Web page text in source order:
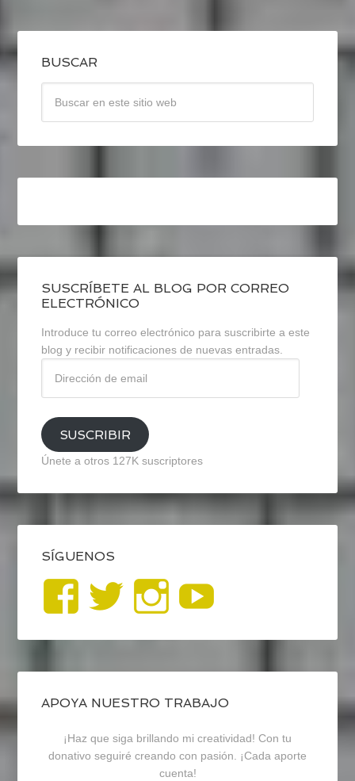
BUSCAR
SUSCRÍBETE AL BLOG POR CORREO
ELECTRÓNICO
Introduce tu correo electrónico para suscribirte a este
blog y recibir notificaciones de nuevas entradas.
email
SUSCRIBIR
Únete a otros 127K suscriptores
SÍGUENOS
Ver
perfil
de
blogrecursosep
en
Ver
perfil
de
recursosep
en
Ver
perfil
de
recursosep
en
APOYA NUESTRO TRABAJO
¡Haz que siga brillando mi creatividad! Con tu
donativo seguiré creando con pasión. ¡Cada aporte
cuenta!